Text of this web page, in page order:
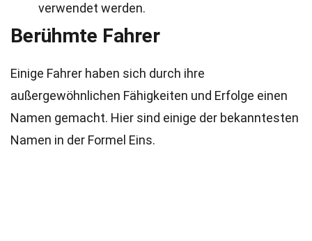
verwendet werden.
Berühmte Fahrer
Einige Fahrer haben sich durch ihre
außergewöhnlichen Fähigkeiten und Erfolge einen
Namen gemacht. Hier sind einige der bekanntesten
Namen in der Formel Eins.